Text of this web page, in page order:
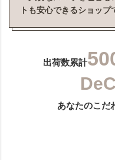
トも安心できるショップ
出荷数累計
あなたのこだ